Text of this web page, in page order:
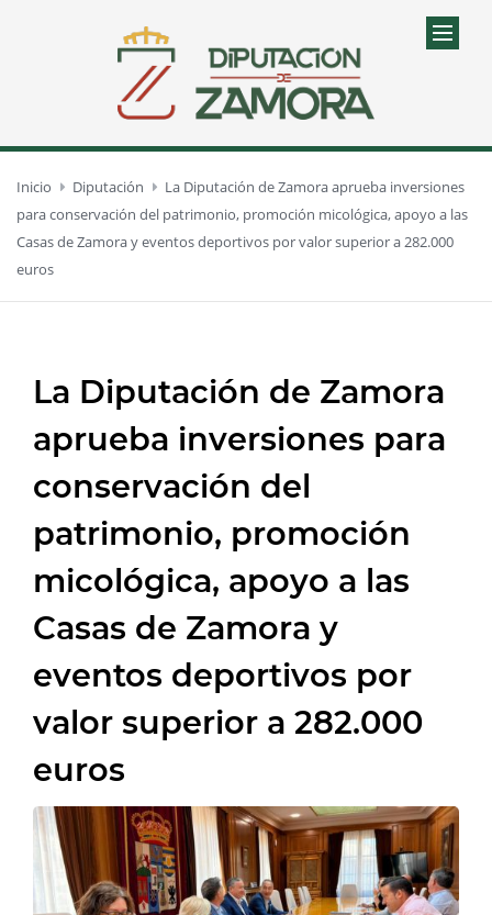
Inicio Diputación
La Diputación de Zamora aprueba inversiones
para conservación del patrimonio, promoción micológica, apoyo a las
Casas de Zamora y eventos deportivos por valor superior a 282.000
euros
La Diputación de Zamora
aprueba inversiones para
conservación del
patrimonio, promoción
micológica, apoyo a las
Casas de Zamora y
eventos deportivos por
valor superior a 282.000
euros